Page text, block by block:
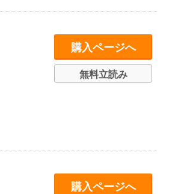
購入ページへ
無料立読み
購入ページへ